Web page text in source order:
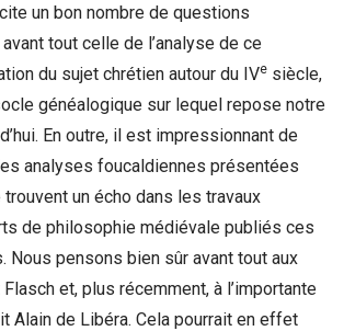
un bon nombre de questions
tout celle de l’analyse de ce
du sujet chrétien autour du IVe siècle,
généalogique sur lequel repose notre
En outre, il est impressionnant de
analyses foucaldiennes présentées
un écho dans les travaux
de philosophie médiévale publiés ces
Nous pensons bien sûr avant tout aux
et, plus récemment, à l’importante
Alain de Libéra. Cela pourrait en effet